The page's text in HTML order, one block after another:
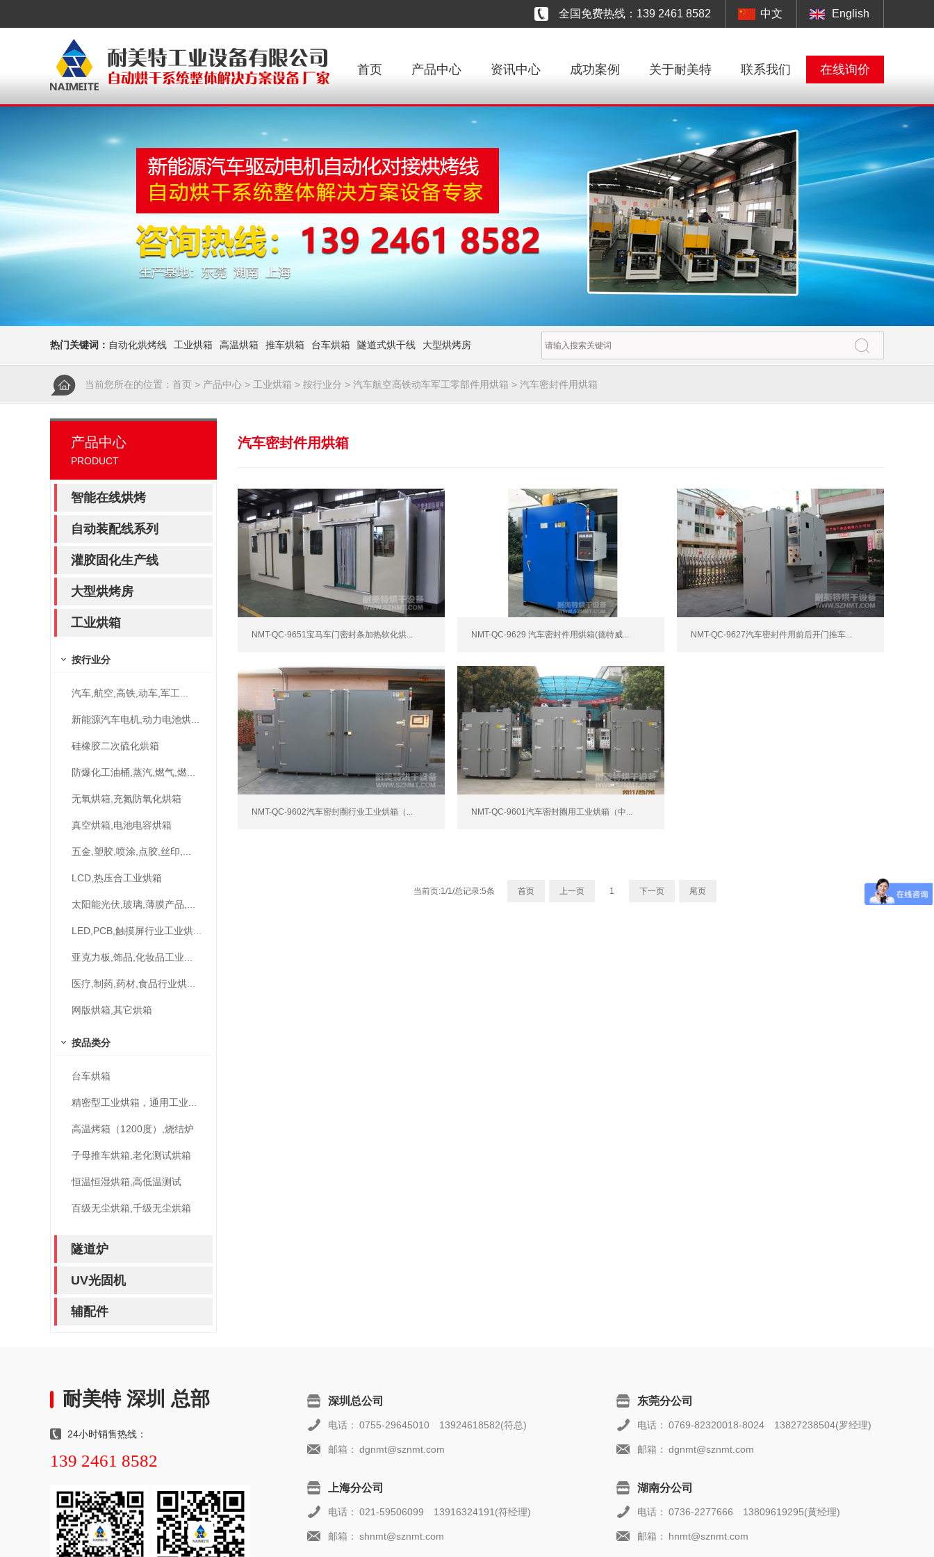
English
中文
全国免费热线：139 2461 8582
在线询价
联系我们
关于耐美特
成功案例
资讯中心
产品中心
首页
热门关键词： 自动化烘烤线 工业烘箱 高温烘箱 推车烘箱 台车烘箱 隧道式烘干线 大型烘烤房
当前您所在的位置： 首页 > 产品中心 > 工业烘箱 > 按行业分 > 汽车航空高铁动车军工零部件用烘箱 > 汽车密封件用烘箱
产品中心
PRODUCT
智能在线烘烤
自动装配线系列
灌胶固化生产线
大型烘烤房
工业烘箱
按行业分
汽车,航空,高铁,动车,军工...
新能源汽车电机,动力电池烘...
硅橡胶二次硫化烘箱
防爆化工油桶,蒸汽,燃气,燃...
无氧烘箱,充氮防氧化烘箱
真空烘箱,电池电容烘箱
五金,塑胶,喷涂,点胶,丝印,...
LCD,热压合工业烘箱
太阳能光伏,玻璃,薄膜产品,...
LED,PCB,触摸屏行业工业烘...
亚克力板,饰品,化妆品工业...
医疗,制药,药材,食品行业烘...
网版烘箱,其它烘箱
按品类分
台车烘箱
精密型工业烘箱，通用工业...
高温烤箱（1200度）,烧结炉
子母推车烘箱,老化测试烘箱
恒温恒湿烘箱,高低温测试
百级无尘烘箱,千级无尘烘箱
隧道炉
UV光固机
辅配件
汽车密封件用烘箱
NMT-QC-9651宝马车门密封条加热软化烘... NMT-QC-9629 汽车密封件用烘箱(德特威... NMT-QC-9627汽车密封件用前后开门推车...
NMT-QC-9602汽车密封圈行业工业烘箱（... NMT-QC-9601汽车密封圈用工业烘箱（中...
当前页:1/1/总记录:5条 首页 上一页 1 下一页 尾页
耐美特 深圳 总部
24小时销售热线：
139 2461 8582
深圳总公司
电话： 0755-29645010 13924618582(符总)
邮箱： dgnmt@sznmt.com
东莞分公司
电话： 0769-82320018-8024 13827238504(罗经理)
邮箱： dgnmt@sznmt.com
上海分公司
电话： 021-59506099 13916324191(符经理)
邮箱： shnmt@sznmt.com
湖南分公司
电话： 0736-2277666 13809619295(黄经理)
邮箱： hnmt@sznmt.com